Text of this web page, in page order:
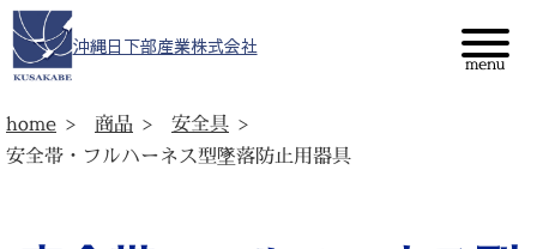
沖縄日下部産業株式会社
home 商品
安全具
安全帯・フルハーネス型墜落防止用器具